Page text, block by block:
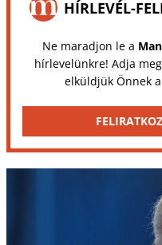
HÍRLEVÉL-
Ne maradjon le a
hírlevelünkre! Adja
elküldjük Önnek